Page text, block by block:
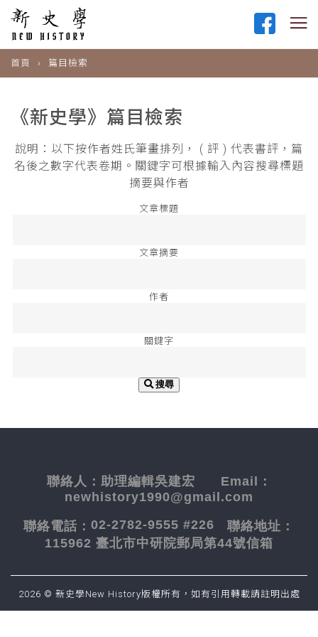
首頁 篇目檢索
《新史學》篇目檢索
說明：以下按作者姓氏筆畫排列， ( 評 ) 代表書評，篇
名後之數字代表卷期。關鍵字可根據輸入內容搜尋標題
摘要與作者
文章標題
文章摘要
作者
關鍵字
搜尋
聯絡人： 助理編輯吳建宏 Email：
newhistory1990@gmail.com
聯絡電話： 02-2782-9555 #226 聯絡地址：
115962 臺北市中研院郵局第44號信箱
2026 © 新史學New History版權所有，如有引用轉載請註明出處